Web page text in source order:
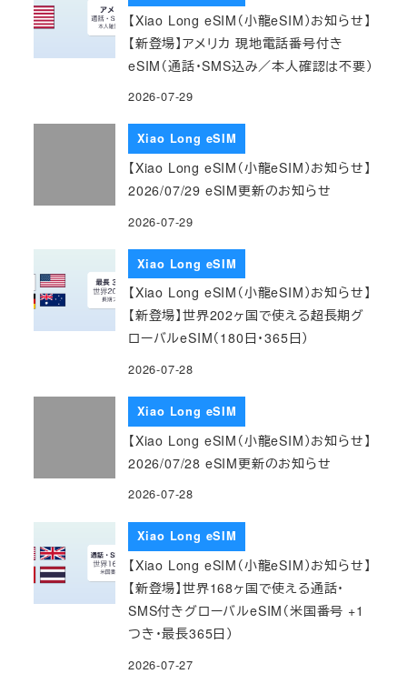
【Xiao Long eSIM（小龍eSIM）お知らせ】
【新登場】アメリカ 現地電話番号付き
eSIM（通話・SMS込み／本人確認は不要）
2026-07-29
Xiao Long eSIM
【Xiao Long eSIM（小龍eSIM）お知らせ】
2026/07/29 eSIM更新のお知らせ
2026-07-29
Xiao Long eSIM
【Xiao Long eSIM（小龍eSIM）お知らせ】
【新登場】世界202ヶ国で使える超長期グ
ローバルeSIM（180日・365日）
2026-07-28
Xiao Long eSIM
【Xiao Long eSIM（小龍eSIM）お知らせ】
2026/07/28 eSIM更新のお知らせ
2026-07-28
Xiao Long eSIM
【Xiao Long eSIM（小龍eSIM）お知らせ】
【新登場】世界168ヶ国で使える通話・
SMS付きグローバルeSIM（米国番号 +1
つき・最長365日）
2026-07-27